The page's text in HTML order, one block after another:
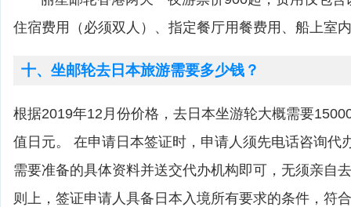
住宿费用（必须双人）、指定餐厅用餐费用、船上室
十、坐邮轮去日本旅游需要多少钱？
根据2019年12月份价格，去日本坐游轮大概需要
值日元。 在申请日本签证时，申请人须先电话咨询代
需要准备的具体资料并送交代办机构即可，无须亲自
则上，签证申请人具备日本入境所有要求的条件，符